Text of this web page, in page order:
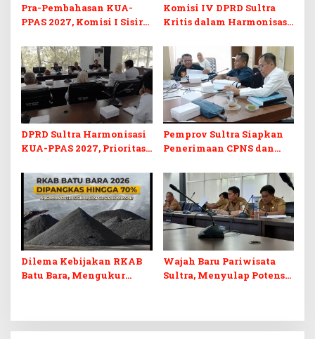
Pra-Pembahasan KUA-
PPAS 2027, Komisi I Sisir
Berkelanjutan
Komisi IV DPRD Sultra
Kritis dalam Harmonisasi
Perubahan APBD 2026
DPRD Sultra Harmonisasi
KUA-PPAS 2027, Prioritas
dan Pelunasan Utang
Infrastruktur
Pemprov Sultra Siapkan
Penerimaan CPNS dan
Desak Formasi Disabilitas
Dilema Kebijakan RKAB
Batu Bara, Mengukur
Wajah Baru Pariwisata
Sultra, Menyulap Potensi